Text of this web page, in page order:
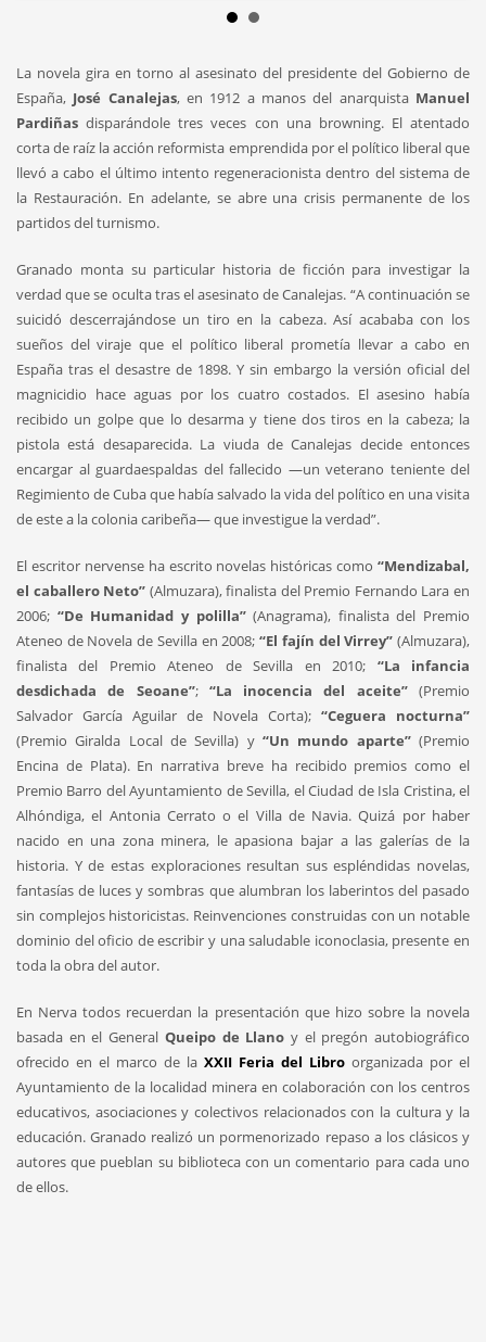
La novela gira en torno al asesinato del presidente del Gobierno de
España, José Canalejas, en 1912 a manos del anarquista Manuel
Pardiñas disparándole tres veces con una browning. El atentado
corta de raíz la acción reformista emprendida por el político liberal que
llevó a cabo el último intento regeneracionista dentro del sistema de
la Restauración. En adelante, se abre una crisis permanente de los
partidos del turnismo.
Granado monta su particular historia de ficción para investigar la
verdad que se oculta tras el asesinato de Canalejas. “A continuación se
suicidó descerrajándose un tiro en la cabeza. Así acababa con los
sueños del viraje que el político liberal prometía llevar a cabo en
España tras el desastre de 1898. Y sin embargo la versión oficial del
magnicidio hace aguas por los cuatro costados. El asesino había
recibido un golpe que lo desarma y tiene dos tiros en la cabeza; la
pistola está desaparecida. La viuda de Canalejas decide entonces
encargar al guardaespaldas del fallecido —un veterano teniente del
Regimiento de Cuba que había salvado la vida del político en una visita
de este a la colonia caribeña— que investigue la verdad”.
El escritor nervense ha escrito novelas históricas como “Mendizabal,
el caballero Neto” (Almuzara), finalista del Premio Fernando Lara en
2006; “De Humanidad y polilla”(Anagrama), finalista del Premio
Ateneo de Novela de Sevilla en 2008;“El fajín del Virrey” (Almuzara),
finalista del Premio Ateneo de Sevilla en 2010; “La infancia
desdichada de Seoane”; “La inocencia del aceite”(Premio
Salvador García Aguilar de Novela Corta); “Ceguera nocturna”
(Premio Giralda Local de Sevilla) y “Un mundo aparte” (Premio
Encina de Plata). En narrativa breve ha recibido premios como el
Premio Barro del Ayuntamiento de Sevilla, el Ciudad de Isla Cristina, el
Alhóndiga, el Antonia Cerrato o el Villa de Navia. Quizá por haber
nacido en una zona minera, le apasiona bajar a las galerías de la
historia. Y de estas exploraciones resultan sus espléndidas novelas,
fantasías de luces y sombras que alumbran los laberintos del pasado
sin complejos historicistas. Reinvenciones construidas con un notable
dominio del oficio de escribir y una saludable iconoclasia, presente en
toda la obra del autor.
En Nerva todos recuerdan la presentación que hizo sobre la novela
basada en el General Queipo de Llano y el pregón autobiográfico
ofrecido en el marco de la XXII Feria del Libro organizada por el
Ayuntamiento de la localidad minera en colaboración con los centros
educativos, asociaciones y colectivos relacionados con la cultura y la
educación. Granado realizó un pormenorizado repaso a los clásicos y
autores que pueblan su biblioteca con un comentario para cada uno
de ellos.